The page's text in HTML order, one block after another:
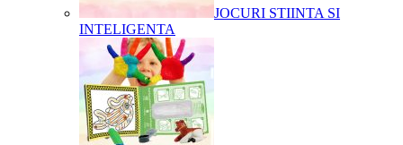
JOCURI STIINTA SI
INTELIGENTA